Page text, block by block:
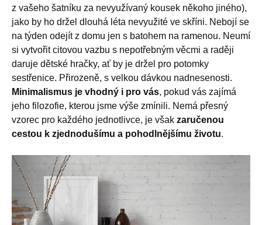
z vašeho šatníku za nevyužívaný kousek někoho jiného),
jako by ho držel dlouhá léta nevyužité ve skříni. Nebojí se
na týden odejít z domu jen s batohem na ramenou. Neumí
si vytvořit citovou vazbu s nepotřebným věcmi a raději
daruje dětské hračky, ať by je držel pro potomky
sestřenice. Přirozeně, s velkou dávkou nadnesenosti.
Minimalismus je vhodný i pro vás, pokud vás zajímá
jeho filozofie, kterou jsme výše zmínili. Nemá přesný
vzorec pro každého jednotlivce, je však zaručenou
cestou k zjednodušímu a pohodlnějšímu životu.